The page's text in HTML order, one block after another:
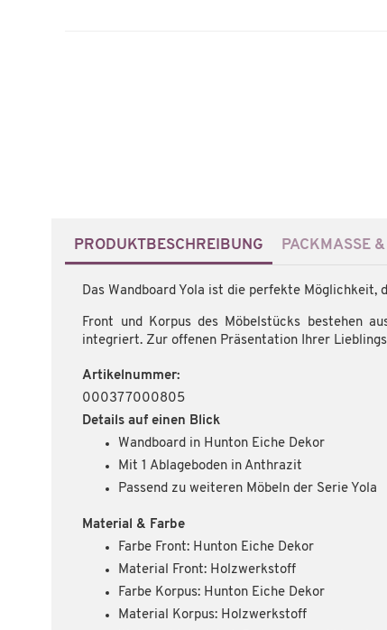
PRODUKTBESCHREIBUNG PACKMASSE &
Das Wandboard Yola ist die perfekte Möglichkeit,
Front und Korpus des Möbelstücks bestehen
integriert. Zur offenen Präsentation Ihrer
Artikelnummer:
000377000805
Details auf einen Blick
Wandboard in Hunton Eiche Dekor
Mit 1 Ablageboden in Anthrazit
Passend zu weiteren Möbeln der Serie Yola
Material & Farbe
Farbe Front: Hunton Eiche Dekor
Material Front: Holzwerkstoff
Farbe Korpus: Hunton Eiche Dekor
Material Korpus: Holzwerkstoff